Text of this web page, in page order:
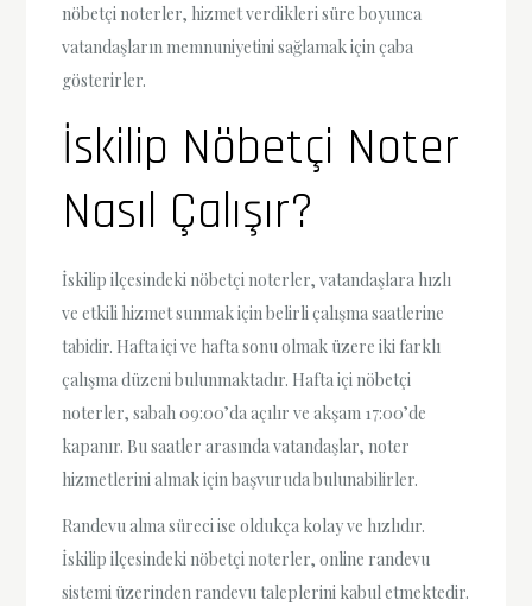
nöbetçi noterler, hizmet verdikleri süre boyunca
vatandaşların memnuniyetini sağlamak için çaba
gösterirler.
İskilip Nöbetçi Noter
Nasıl Çalışır?
İskilip ilçesindeki nöbetçi noterler, vatandaşlara hızlı
ve etkili hizmet sunmak için belirli çalışma saatlerine
tabidir. Hafta içi ve hafta sonu olmak üzere iki farklı
çalışma düzeni bulunmaktadır. Hafta içi nöbetçi
noterler, sabah 09:00’da açılır ve akşam 17:00’de
kapanır. Bu saatler arasında vatandaşlar, noter
hizmetlerini almak için başvuruda bulunabilirler.
Randevu alma süreci ise oldukça kolay ve hızlıdır.
İskilip ilçesindeki nöbetçi noterler, online randevu
sistemi üzerinden randevu taleplerini kabul etmektedir.